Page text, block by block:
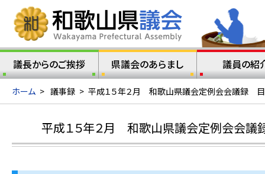
議長からのご挨拶 県議会のあらまし 議員の紹
ホーム > 議事録 > 平成１５年２月 和歌山県議会定例会会議録
平成１５年２月 和歌山県議会定例会会